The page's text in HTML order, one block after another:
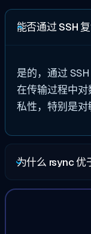
能否通过 SSH
是的，通过
在传输过程中
私性，特别是对
为什么 rsync 优